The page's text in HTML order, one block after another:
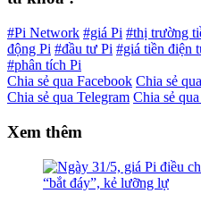
#Pi Network #giá Pi #thị trường
động Pi #đầu tư Pi #giá tiền điện
#phân tích Pi
Chia sẻ qua Facebook Chia sẻ
Chia sẻ qua Telegram Chia sẻ
Xem thêm